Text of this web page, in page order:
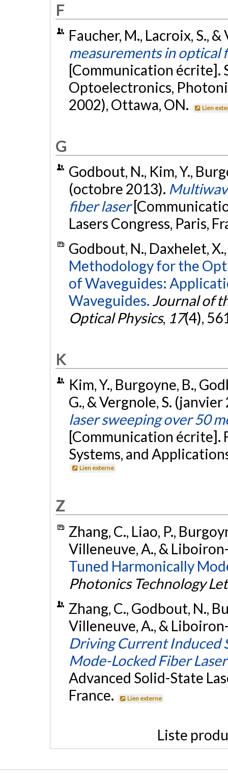
F
Faucher, M., Lacroix, S.,
measurements in optical
[Communication écrite].
Optoelectronics,
2002), Ottawa, ON.
Lien
G
Godbout, N., Kim, Y.,
(octobre 2013).
fiber laser
Lasers Congress, Paris,
Godbout, N., Daxhelet,
Methodology for the
of Waveguides:
Waveguides. Journal of
Optical Physics, 17(4),
K
Kim, Y., Burgoyne, B.,
G., & Vergnole, S.
laser sweeping over 50
[Communication écrite].
Systems, and
Lien externe
Z
Zhang, C., Liao, P.,
Villeneuve, A., &
Tuned Harmonically
Photonics Technology
Zhang, C., Godbout, N.,
Villeneuve, A., &
Driving Current Induced
Mode-Locked Fiber Laser
Advanced Solid-State
France.
Lien externe
Liste